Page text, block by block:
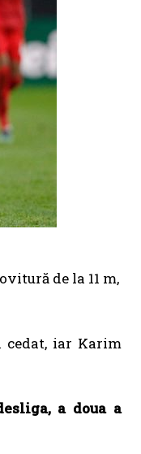
de la 11 m,
cedat, iar Karim
a doua a